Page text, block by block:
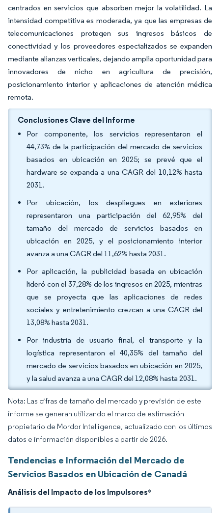
centrados en servicios que absorben mejor la volatilidad. La
intensidad competitiva es moderada, ya que las empresas de
telecomunicaciones protegen sus ingresos básicos de
conectividad y los proveedores especializados se expanden
mediante alianzas verticales, dejando amplia oportunidad para
innovadores de nicho en agricultura de precisión,
posicionamiento interior y aplicaciones de atención médica
remota.
Conclusiones Clave del Informe
Por componente, los servicios representaron el
44,73% de la participación del mercado de servicios
basados en ubicación en 2025; se prevé que el
hardware se expanda a una CAGR del 10,12% hasta
2031.
Por ubicación, los despliegues en exteriores
representaron una participación del 62,95% del
tamaño del mercado de servicios basados en
ubicación en 2025, y el posicionamiento interior
avanza a una CAGR del 11,62% hasta 2031.
Por aplicación, la publicidad basada en ubicación
lideró con el 37,28% de los ingresos en 2025, mientras
que se proyecta que las aplicaciones de redes
sociales y entretenimiento crezcan a una CAGR del
13,08% hasta 2031.
Por industria de usuario final, el transporte y la
logística representaron el 40,35% del tamaño del
mercado de servicios basados en ubicación en 2025,
y la salud avanza a una CAGR del 12,08% hasta 2031.
Nota: Las cifras de tamaño del mercado y previsión de este
informe se generan utilizando el marco de estimación
propietario de Mordor Intelligence, actualizado con los últimos
datos e información disponibles a partir de 2026.
Tendencias e Información del Mercado de
Servicios Basados en Ubicación de Canadá
Análisis del Impacto de los Impulsores*